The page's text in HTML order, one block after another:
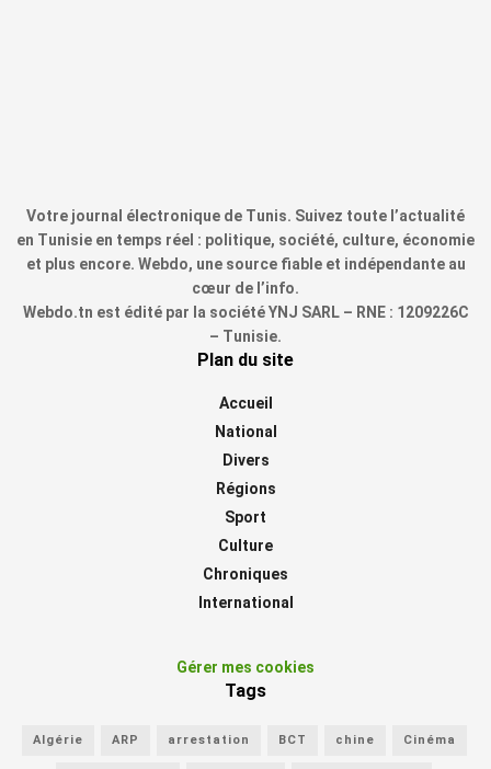
Votre journal électronique de Tunis. Suivez toute l’actualité
en Tunisie en temps réel : politique, société, culture, économie
et plus encore. Webdo, une source fiable et indépendante au
cœur de l’info.
Webdo.tn est édité par la société YNJ SARL – RNE : 1209226C
– Tunisie.
Plan du site
Accueil
National
Divers
Régions
Sport
Culture
Chroniques
International
Gérer mes cookies
Tags
Algérie ARP arrestation BCT chine Cinéma